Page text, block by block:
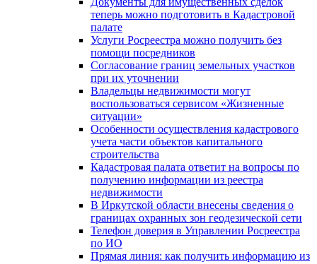
теперь можно подготовить в Кадастровой
палате
Услуги Росреестра можно получить без
помощи посредников
Согласование границ земельных участков
при их уточнении
Владельцы недвижимости могут
воспользоваться сервисом «Жизненные
ситуации»
Особенности осуществления кадастрового
учета части объектов капитального
строительства
Кадастровая палата ответит на вопросы по
получению информации из реестра
недвижимости
В Иркутской области внесены сведения о
границах охранных зон геодезической сети
Телефон доверия в Управлении Росреестра
по ИО
Прямая линия: как получить информацию из